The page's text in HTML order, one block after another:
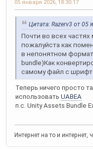
05 января 2026, 18:30:17
Цитата: Razerv3 от 05
Почти во всех
пожалуйста как
в непонятном
bundle)Как
самому файл с
Теперь ничего просто
использовать UABEA
п.с. Unity Assets Bundle
Интернет на то и